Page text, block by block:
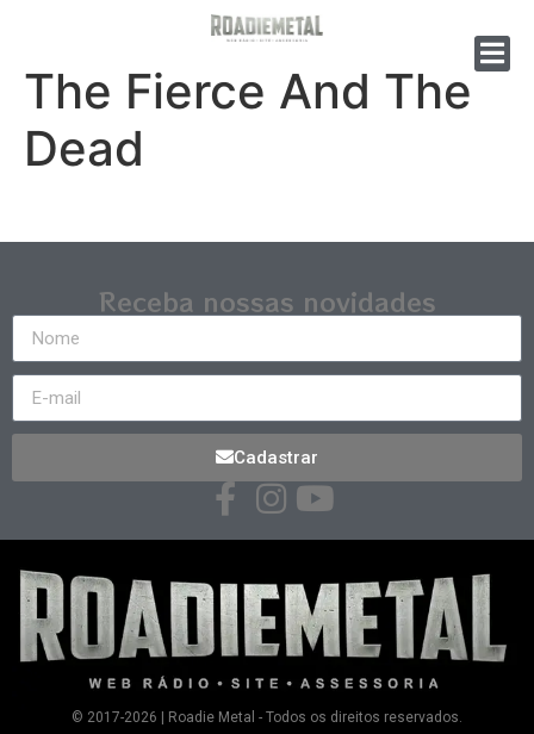
The Fierce And The
Dead
Receba nossas novidades
Cadastrar
© 2017-2026 | Roadie Metal - Todos os direitos reservados.